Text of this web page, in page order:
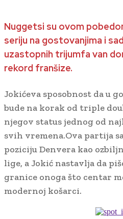
Nuggetsi su ovom
seriju na gostovanjima i
uzastopnih trijumfa van
rekord franšize.
Jokićeva sposobnost da u
bude na korak od triple
njegov status jednog od
svih vremena.Ova partija
poziciju Denvera kao
lige, a Jokić nastavlja da
granice onoga što centar
modernoj košarci.